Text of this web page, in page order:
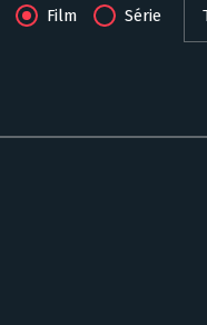
Film Série